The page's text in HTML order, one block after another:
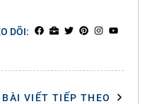
DÕI:
BÀI VIẾT TIẾP THEO